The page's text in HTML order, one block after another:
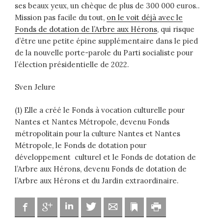
ses beaux yeux, un chèque de plus de 300 000 euros..
Mission pas facile du tout, on le voit déjà avec le
Fonds de dotation de l’Arbre aux Hérons, qui risque
d’être une petite épine supplémentaire dans le pied
de la nouvelle porte-parole du Parti socialiste pour
l’élection présidentielle de 2022.
Sven Jelure
(1) Elle a créé le Fonds à vocation culturelle pour
Nantes et Nantes Métropole, devenu Fonds
métropolitain pour la culture Nantes et Nantes
Métropole, le Fonds de dotation pour
développement culturel et le Fonds de dotation de
l’Arbre aux Hérons, devenu Fonds de dotation de
l’Arbre aux Hérons et du Jardin extraordinaire.
FacebookGoogle Linkedin Twitter Adresse mailMarque-page